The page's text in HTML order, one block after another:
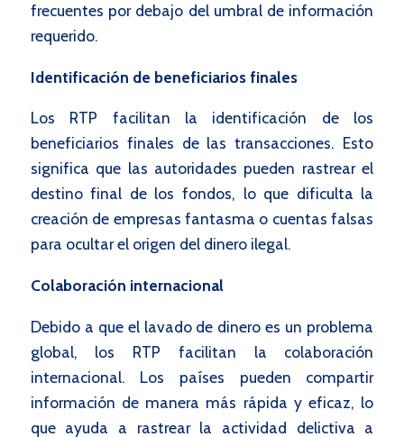
frecuentes por debajo del umbral de información
requerido.
Identificación de beneficiarios finales
Los RTP facilitan la identificación de los
beneficiarios finales de las transacciones. Esto
significa que las autoridades pueden rastrear el
destino final de los fondos, lo que dificulta la
creación de empresas fantasma o cuentas falsas
para ocultar el origen del dinero ilegal.
Colaboración internacional
Debido a que el lavado de dinero es un problema
global, los RTP facilitan la colaboración
internacional. Los países pueden compartir
información de manera más rápida y eficaz, lo
que ayuda a rastrear la actividad delictiva a